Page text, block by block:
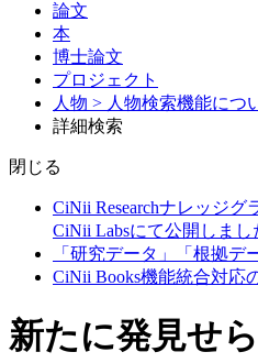
論文
本
博士論文
プロジェクト
人物 > 人物検索機能につ
詳細検索
閉じる
CiNii Researchナレッジ
CiNii Labsにて公開しまし
「研究データ」「根拠デ
CiNii Books機能統合対応
新たに発見せ